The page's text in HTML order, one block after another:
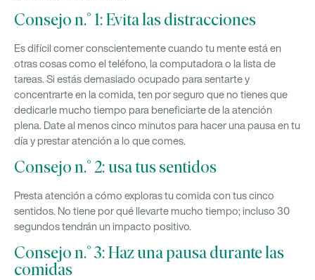
Consejo n.° 1: Evita las distracciones
Es difícil comer conscientemente cuando tu mente está en
otras cosas como el teléfono, la computadora o la lista de
tareas. Si estás demasiado ocupado para sentarte y
concentrarte en la comida, ten por seguro que no tienes que
dedicarle mucho tiempo para beneficiarte de la atención
plena. Date al menos cinco minutos para hacer una pausa en tu
día y prestar atención a lo que comes.
Consejo n.° 2: usa tus sentidos
Presta atención a cómo exploras tu comida con tus cinco
sentidos. No tiene por qué llevarte mucho tiempo; incluso 30
segundos tendrán un impacto positivo.
Consejo n.° 3: Haz una pausa durante las
comidas